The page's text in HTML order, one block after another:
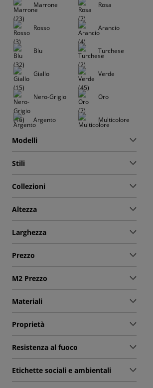
Marrone Rosa
Rosso Arancio
Blu Turchese
Giallo Verde
Nero-Grigio Oro
Argento Multicolore
Modelli
Stili
Collezioni
Altezza
Larghezza
Prezzo
M2 Prezzo
Materiali
Proprietà
Resistenza al fuoco
Etichette sociali e ambientali